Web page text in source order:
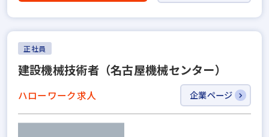
正社員
建設機械技術者（名古屋機械センター）
ハローワーク求人 企業ページ